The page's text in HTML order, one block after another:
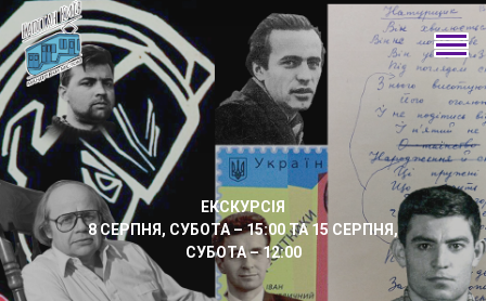
ЕКСКУРСІЯ
8 СЕРПНЯ, СУБОТА – 15:00 ТА 15 СЕРПНЯ,
СУБОТА – 12:00